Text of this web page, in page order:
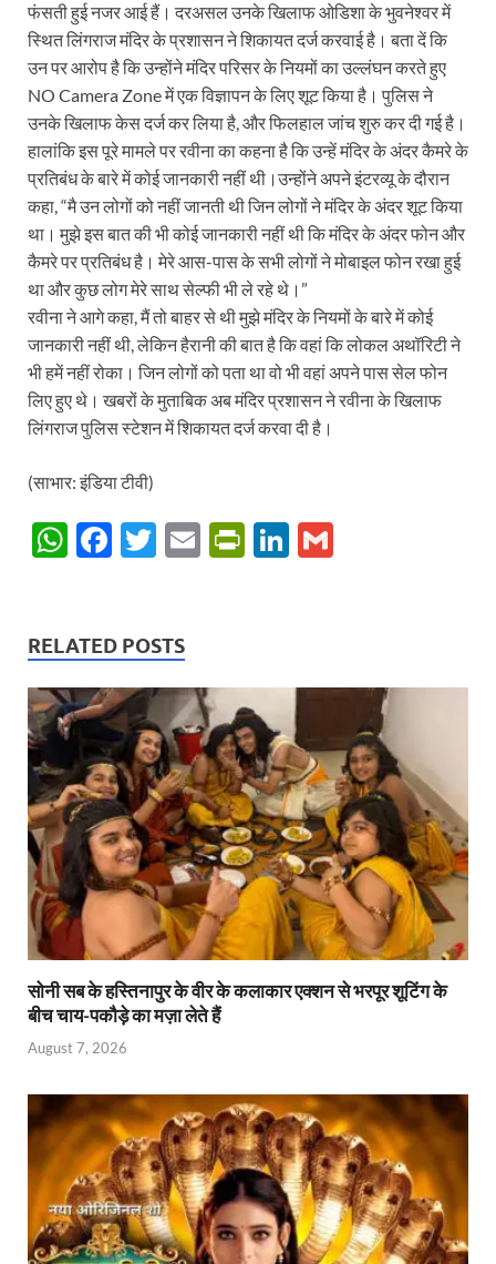
फंसती हुई नजर आई हैं। दरअसल उनके खिलाफ ओडिशा के भुवनेश्वर में
स्थित लिंगराज मंदिर के प्रशासन ने शिकायत दर्ज करवाई है। बता दें कि
उन पर आरोप है कि उन्होंने मंदिर परिसर के नियमों का उल्लंघन करते हुए
NO Camera Zone में एक विज्ञापन के लिए शूट किया है। पुलिस ने
उनके खिलाफ केस दर्ज कर लिया है, और फिलहाल जांच शुरु कर दी गई है।
हालांकि इस पूरे मामले पर रवीना का कहना है कि उन्हें मंदिर के अंदर कैमरे के
प्रतिबंध के बारे में कोई जानकारी नहीं थी।उन्होंने अपने इंटरव्यू के दौरान
कहा, “मै उन लोगों को नहीं जानती थी जिन लोगों ने मंदिर के अंदर शूट किया
था। मुझे इस बात की भी कोई जानकारी नहीं थी कि मंदिर के अंदर फोन और
कैमरे पर प्रतिबंध है। मेरे आस-पास के सभी लोगों ने मोबाइल फोन रखा हुई
था और कुछ लोग मेरे साथ सेल्फी भी ले रहे थे।”
रवीना ने आगे कहा, मैं तो बाहर से थी मुझे मंदिर के नियमों के बारे में कोई
जानकारी नहीं थी, लेकिन हैरानी की बात है कि वहां कि लोकल अथॉरिटी ने
भी हमें नहीं रोका। जिन लोगों को पता था वो भी वहां अपने पास सेल फोन
लिए हुए थे। खबरों के मुताबिक अब मंदिर प्रशासन ने रवीना के खिलाफ
लिंगराज पुलिस स्टेशन में शिकायत दर्ज करवा दी है।
(साभार: इंडिया टीवी)
W
s
A
p
p
F
b
o
o
k
T
er
E
P
ie
n
dl
y
Li
dI
n
RELATED POSTS
सोनी सब के हस्तिनापुर के वीर के कलाकार एक्शन से भरपूर शूटिंग के
बीच चाय-पकौड़े का मज़ा लेते हैं
August 7, 2026